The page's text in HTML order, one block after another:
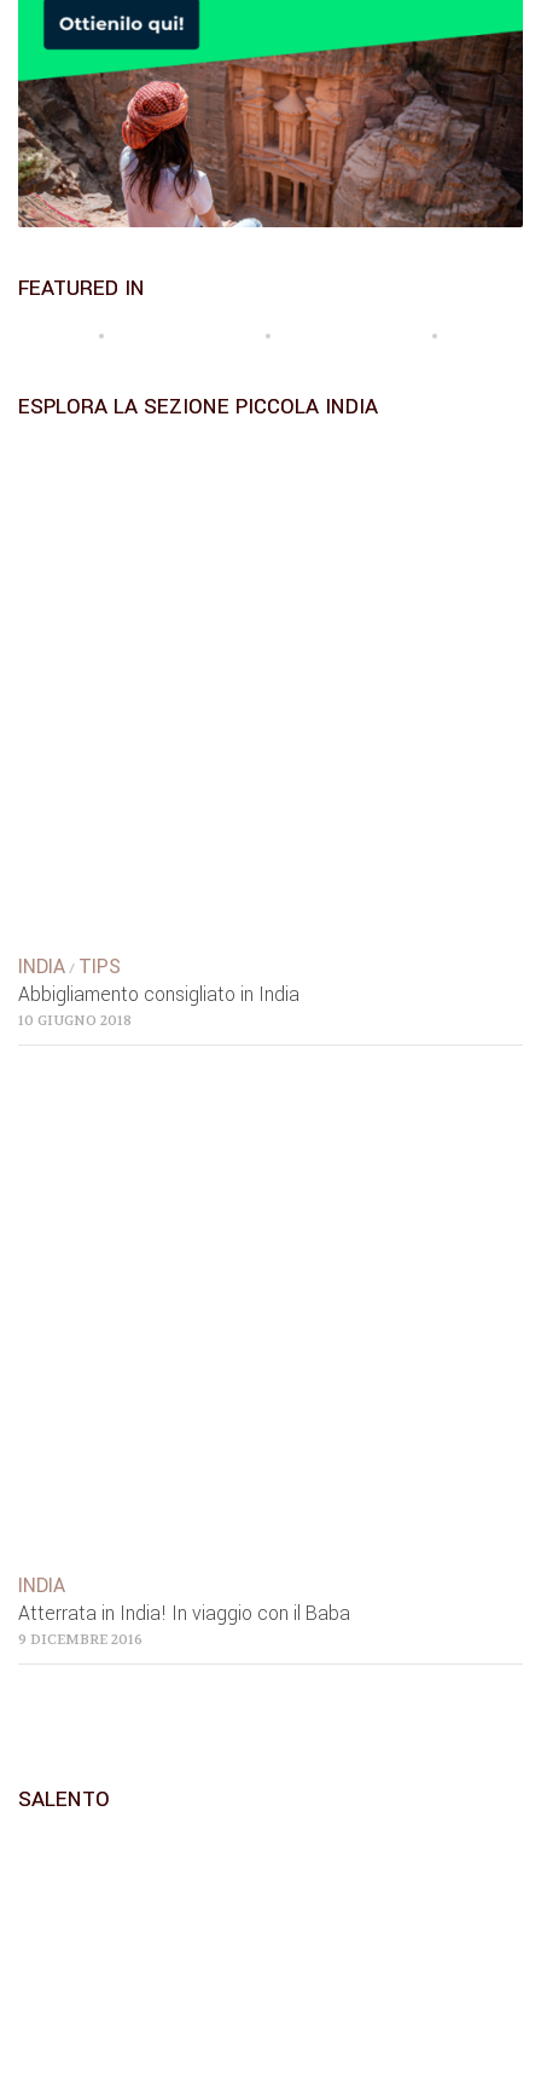
FEATURED IN
ESPLORA LA SEZIONE PICCOLA INDIA
INDIA / TIPS
Abbigliamento consigliato in India
10 GIUGNO 2018
INDIA
Atterrata in India! In viaggio con il Baba
9 DICEMBRE 2016
SALENTO